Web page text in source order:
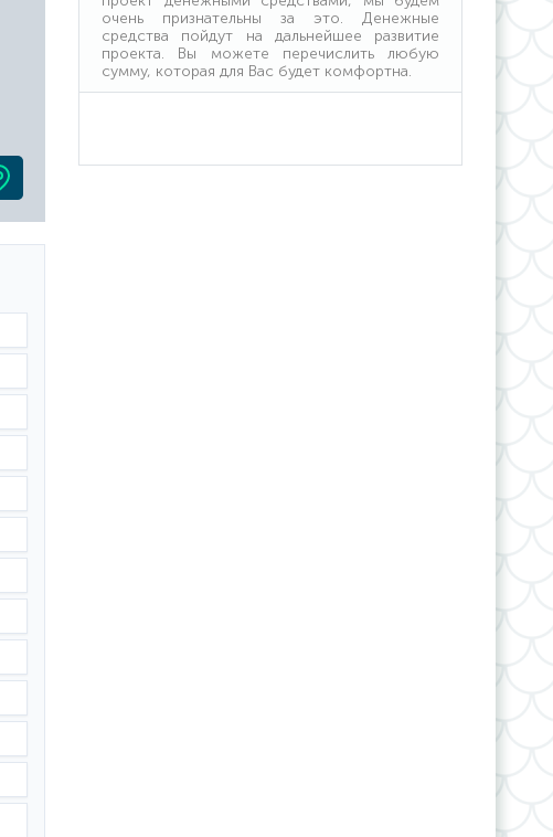
очень признательны за это. Денежные
средства пойдут на дальнейшее развитие
проекта. Вы можете перечислить любую
сумму, которая для Вас будет комфортна.